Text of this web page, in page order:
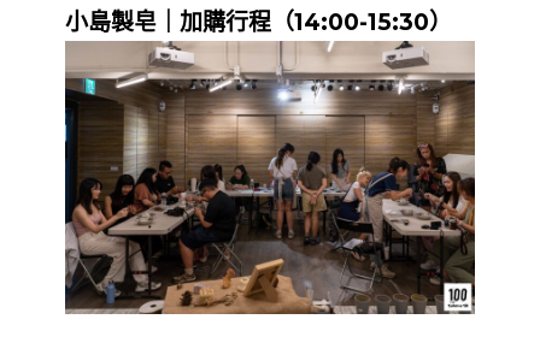
小島製皂｜加購行程（14:00-15:30）